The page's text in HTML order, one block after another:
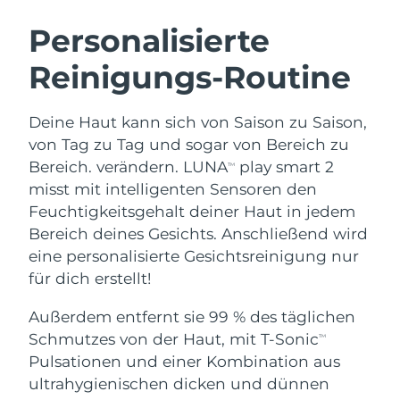
Personalisierte
Reinigungs-Routine
Deine Haut kann sich von Saison zu Saison,
von Tag zu Tag und sogar von Bereich zu
Bereich. verändern. LUNATM
play smart 2
misst mit intelligenten Sensoren den
Feuchtigkeitsgehalt deiner Haut in jedem
Bereich deines Gesichts. Anschließend wird
eine personalisierte Gesichtsreinigung nur
für dich erstellt!
Außerdem entfernt sie 99 % des täglichen
Schmutzes von der Haut, mit T-SonicTM
Pulsationen und einer Kombination aus
ultrahygienischen dicken und dünnen
LUNA™ 4 Set
Anti-aging massage
LUNA™ 4 Plus
Massage, LED heating
LUNA™ 4 Men
For men, anti-aging massage
BEAR™ 2 Set
Microcurrent toning
BEAR™ 2 go
Microcurrent toning on-the-go
BEAR™ 2 eyes & lips
Microcurrent line smoothing device
Hydratisierung
UFO™ 3 Set
Deep facial hydration
UFO™ 3 LED
Near-infrared and red light therapy
device
Mundpflege
issa™ 4
Hybrid silicone sonic toothbrush
issa™ 4 plus
Smart hybrid silicone sonic toothbrush
FAQ™ ANTI-AGING-BEHANDLUNG
Anti-aging LED-Behandlungen
NEW
Österreich Erwartete Lieferung
Bahrain Erwartete Lieferung 8/9/26
Belgien Erwartete Lieferung8/8/26
Bermuda Erwartete Lieferung8/14/26
Bosnien und
Herzegowina
Erwartete Lieferung
Brunei Darussalam
Bulgarien Erwartete Lieferung8/8/26
Kanada Erwartete Lieferung 8/12/26